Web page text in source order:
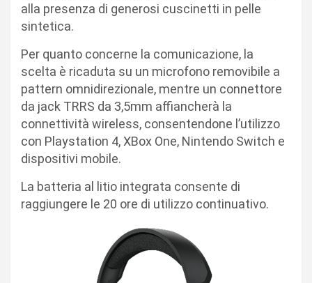
alla presenza di generosi cuscinetti in pelle
sintetica.
Per quanto concerne la comunicazione, la
scelta è ricaduta su un microfono removibile a
pattern omnidirezionale, mentre un connettore
da jack TRRS da 3,5mm affiancherà la
connettività wireless, consentendone l’utilizzo
con Playstation 4, XBox One, Nintendo Switch e
dispositivi mobile.
La batteria al litio integrata consente di
raggiungere le 20 ore di utilizzo continuativo.